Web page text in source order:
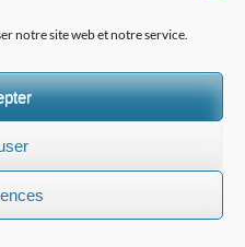
notre site web et notre service.